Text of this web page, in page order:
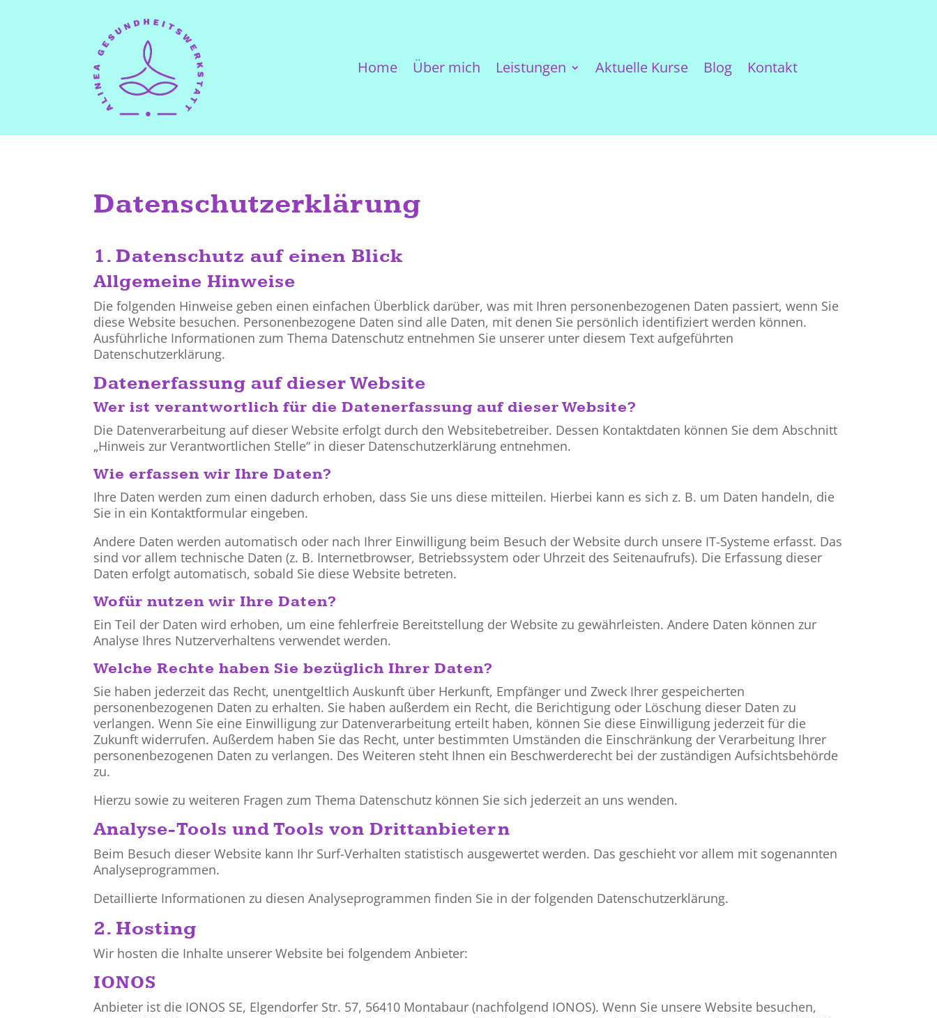
Home Über mich Leistungen Aktuelle Kurse Blog Kontakt
Datenschutzerklärung
1. Datenschutz auf einen Blick
Allgemeine Hinweise
Die folgenden Hinweise geben einen einfachen Überblick darüber, was mit Ihren personenbezogenen Daten passiert, wenn Sie
diese Website besuchen. Personenbezogene Daten sind alle Daten, mit denen Sie persönlich identifiziert werden können.
Ausführliche Informationen zum Thema Datenschutz entnehmen Sie unserer unter diesem Text aufgeführten
Datenschutzerklärung.
Datenerfassung auf dieser Website
Wer ist verantwortlich für die Datenerfassung auf dieser Website?
Die Datenverarbeitung auf dieser Website erfolgt durch den Websitebetreiber. Dessen Kontaktdaten können Sie dem Abschnitt
„Hinweis zur Verantwortlichen Stelle“ in dieser Datenschutzerklärung entnehmen.
Wie erfassen wir Ihre Daten?
Ihre Daten werden zum einen dadurch erhoben, dass Sie uns diese mitteilen. Hierbei kann es sich z. B. um Daten handeln, die
Sie in ein Kontaktformular eingeben.
Andere Daten werden automatisch oder nach Ihrer Einwilligung beim Besuch der Website durch unsere IT-Systeme erfasst. Das
sind vor allem technische Daten (z. B. Internetbrowser, Betriebssystem oder Uhrzeit des Seitenaufrufs). Die Erfassung dieser
Daten erfolgt automatisch, sobald Sie diese Website betreten.
Wofür nutzen wir Ihre Daten?
Ein Teil der Daten wird erhoben, um eine fehlerfreie Bereitstellung der Website zu gewährleisten. Andere Daten können zur
Analyse Ihres Nutzerverhaltens verwendet werden.
Welche Rechte haben Sie bezüglich Ihrer Daten?
Sie haben jederzeit das Recht, unentgeltlich Auskunft über Herkunft, Empfänger und Zweck Ihrer gespeicherten
personenbezogenen Daten zu erhalten. Sie haben außerdem ein Recht, die Berichtigung oder Löschung dieser Daten zu
verlangen. Wenn Sie eine Einwilligung zur Datenverarbeitung erteilt haben, können Sie diese Einwilligung jederzeit für die
Zukunft widerrufen. Außerdem haben Sie das Recht, unter bestimmten Umständen die Einschränkung der Verarbeitung Ihrer
personenbezogenen Daten zu verlangen. Des Weiteren steht Ihnen ein Beschwerderecht bei der zuständigen Aufsichtsbehörde
zu.
Hierzu sowie zu weiteren Fragen zum Thema Datenschutz können Sie sich jederzeit an uns wenden.
Analyse-Tools und Tools von Dritt­anbietern
Beim Besuch dieser Website kann Ihr Surf-Verhalten statistisch ausgewertet werden. Das geschieht vor allem mit sogenannten
Analyseprogrammen.
Detaillierte Informationen zu diesen Analyseprogrammen finden Sie in der folgenden Datenschutzerklärung.
2. Hosting
Wir hosten die Inhalte unserer Website bei folgendem Anbieter:
IONOS
Anbieter ist die IONOS SE, Elgendorfer Str. 57, 56410 Montabaur (nachfolgend IONOS). Wenn Sie unsere Website besuchen,